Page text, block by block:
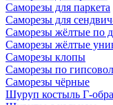
Саморезы для паркета
Саморезы для
Саморезы жёлтые по
Саморезы жёлтые
Саморезы клопы
Саморезы по
Саморезы чёрные
Шуруп костыль Г-